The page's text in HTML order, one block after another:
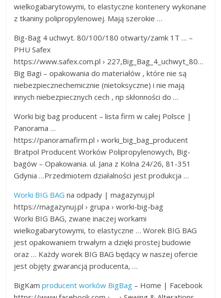
wielkogabarytowymi, to elastyczne kontenery wykonane
z tkaniny polipropylenowej. Mają szerokie …
Big-Bag 4 uchwyt. 80/100/180 otwarty/zamk 1T … –
PHU Safex
https://www.safex.com.pl › 227,Big_Bag_4_uchwyt_80…
Big Bagi – opakowania do materiałów , które nie są
niebezpiecznechemicznie (​nietoksyczne) i nie mają
innych niebezpiecznych cech , np skłonności do …
Worki big bag producent – lista firm w całej Polsce |
Panorama …
https://panoramafirm.pl › worki_big_bag_producent
Bratpol Producent Worków Polipropylenowych, Big-
bagów – Opakowania. ul. Jana z Kolna 24/26, 81-351
Gdynia …Przedmiotem działalności jest produkcja …
Worki BIG BAG na odpady | magazynuj.pl
https://magazynuj.pl › grupa › worki-big-bag
Worki BIG BAG, zwane inaczej workami
wielkogabarytowymi, to elastyczne … Worek BIG BAG
jest opakowaniem trwałym a dzięki prostej budowie
oraz … Każdy worek BIG BAG będący w naszej ofercie
jest objęty gwarancją producenta​, …
BigKamproducent worków BigBag – Home | Facebook